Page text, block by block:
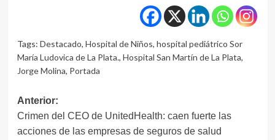
Tags: Destacado, Hospital de Niños, hospital pediátrico Sor
María Ludovica de La Plata., Hospital San Martín de La Plata,
Jorge Molina, Portada
Navegación
de
Anterior:
Crimen del CEO de UnitedHealth: caen fuerte las
acciones de las empresas de seguros de salud